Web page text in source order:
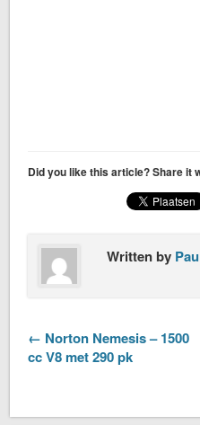
Did you like this article? Share it
Written by
← Norton Nemesis – 1500
cc V8 met 290 pk